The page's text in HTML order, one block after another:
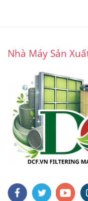
Nhà Máy Sản